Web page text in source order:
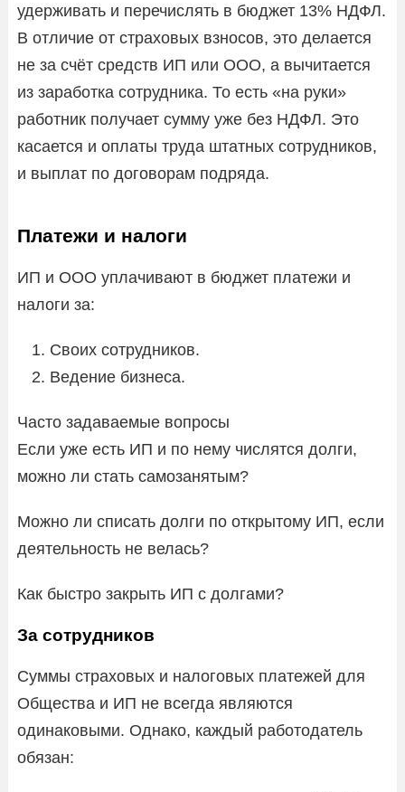
удерживать и перечислять в бюджет 13% НДФЛ.
В отличие от страховых взносов, это делается
не за счёт средств ИП или ООО, а вычитается
из заработка сотрудника. То есть «на руки»
работник получает сумму уже без НДФЛ. Это
касается и оплаты труда штатных сотрудников,
и выплат по договорам подряда.
Платежи и налоги
ИП и ООО уплачивают в бюджет платежи и
налоги за:
Своих сотрудников.
Ведение бизнеса.
Часто задаваемые вопросы
Если уже есть ИП и по нему числятся долги,
можно ли стать самозанятым?
Можно ли списать долги по открытому ИП, если
деятельность не велась?
Как быстро закрыть ИП с долгами?
За сотрудников
Суммы страховых и налоговых платежей для
Общества и ИП не всегда являются
одинаковыми. Однако, каждый работодатель
обязан: